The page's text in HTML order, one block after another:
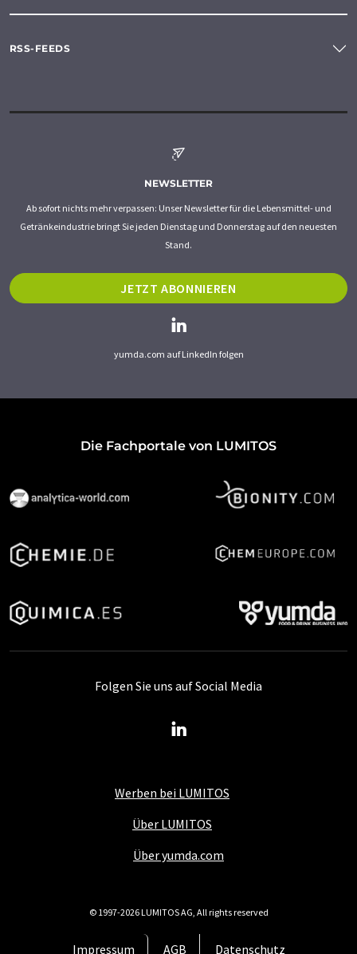
RSS-FEEDS
NEWSLETTER
Ab sofort nichts mehr verpassen: Unser Newsletter für die Lebensmittel- und
Getränkeindustrie bringt Sie jeden Dienstag und Donnerstag auf den neuesten
Stand.
JETZT ABONNIEREN
yumda.com auf LinkedIn folgen
Die Fachportale von LUMITOS
Werben bei LUMITOS
Über LUMITOS
Über yumda.com
Impressum AGB Datenschutz
Folgen Sie uns auf Social Media
© 1997-2026 LUMITOS AG, All rights reserved